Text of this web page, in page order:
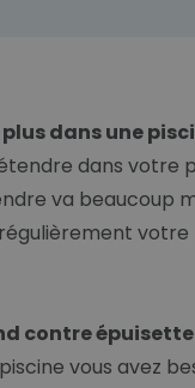
dans une
dans votre
va beaucoup
contre
vous avez